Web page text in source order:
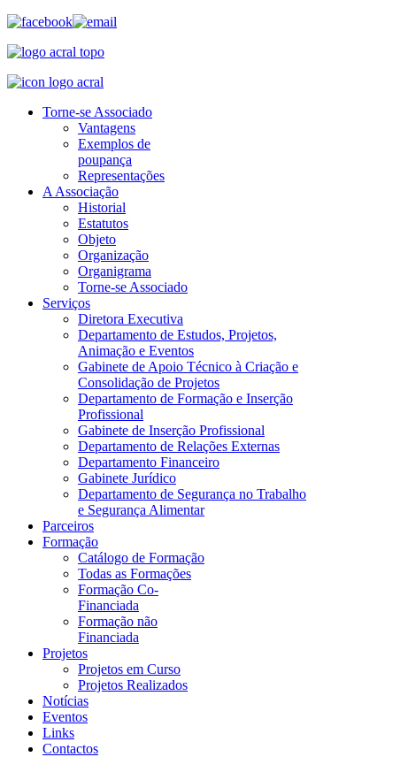
Torne-se Associado
Vantagens
Exemplos de
poupança
Representações
A Associação
Historial
Estatutos
Objeto
Organização
Organigrama
Torne-se Associado
Serviços
Diretora Executiva
Departamento de Estudos, Projetos,
Animação e Eventos
Gabinete de Apoio Técnico à Criação e
Consolidação de Projetos
Departamento de Formação e Inserção
Profissional
Gabinete de Inserção Profissional
Departamento de Relações Externas
Departamento Financeiro
Gabinete Jurídico
Departamento de Segurança no Trabalho
e Segurança Alimentar
Parceiros
Formação
Catálogo de Formação
Todas as Formações
Formação Co-
Financiada
Formação não
Financiada
Projetos
Projetos em Curso
Projetos Realizados
Notícias
Eventos
Links
Contactos